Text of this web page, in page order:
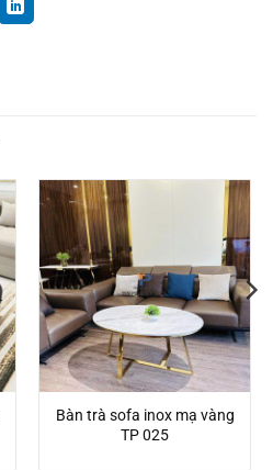
Bàn trà sofa inox mạ vàng
TP 025